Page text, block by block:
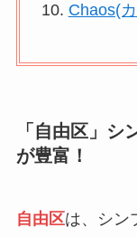
Chaos(
「自由区」シ
が豊富！
自由区は、シン